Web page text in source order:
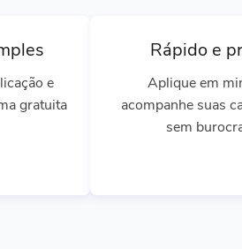
e
gratuita
Rápido e
Aplique em
acompanhe suas
sem